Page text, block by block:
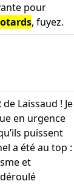
pour
, fuyez.
Laissaud ! Je
en urgence
puissent
a été au top :
et